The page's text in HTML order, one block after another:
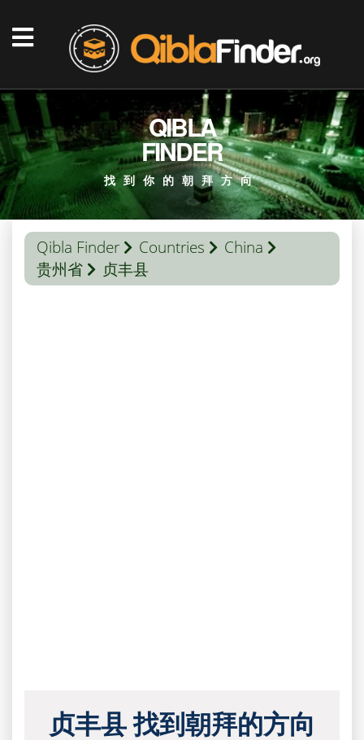
QIBLA
FINDER
找到你的朝拜方向
Qibla Finder Countries
China
贵州省
贞丰县
贞丰县 找到朝拜的方向